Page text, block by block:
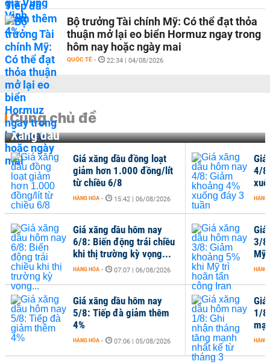
Bộ trưởng Tài chính Mỹ: Có thể đạt thỏa
thuận mở lại eo biển Hormuz ngay trong
hôm nay hoặc ngày mai
QUỐC TẾ - 22:34 | 04/08/2026
Cùng chủ đề
Xăng dầu
Giá xăng dầu đồng loạt
giảm hơn 1.000 đồng/lít
từ chiều 6/8
HÀNG HÓA - 15:42 | 06/08/2026
Giá xăng dầu hôm nay
6/8: Biến động trái chiều
khi thị trường kỳ vọng...
HÀNG HÓA - 07:07 | 06/08/2026
Giá xăng dầu hôm nay
5/8: Tiếp đà giảm thêm
4%
HÀNG HÓA - 07:06 | 05/08/2026
Giá
4/
HÀNG
Giá
3/
Mỹ
HÀNG
Giá
1/
HÀNG